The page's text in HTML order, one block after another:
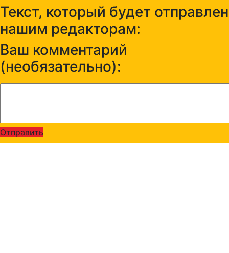
Текст, который будет отправлен
нашим редакторам:
Ваш комментарий
(необязательно):
Отправить